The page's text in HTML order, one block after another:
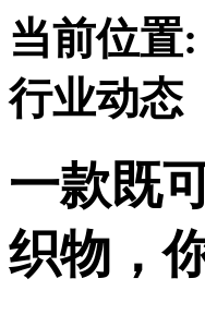
当前位置:
行业动态
一款既
织物，